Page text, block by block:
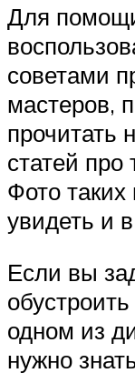
Для
советами
мастеров,
прочитать
статей про
Фото
увидеть и
Если вы
одном из
нужно